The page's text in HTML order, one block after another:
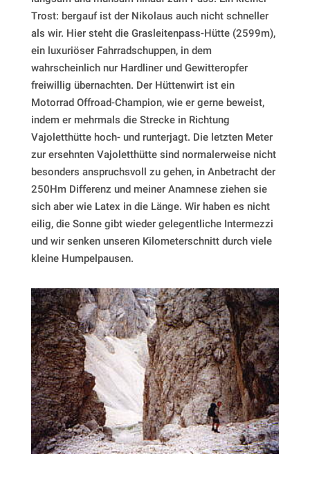
Trost: bergauf ist der Nikolaus auch nicht schneller
als wir. Hier steht die Grasleitenpass-Hütte (2599m),
ein luxuriöser Fahrradschuppen, in dem
wahrscheinlich nur Hardliner und Gewitteropfer
freiwillig übernachten. Der Hüttenwirt ist ein
Motorrad Offroad-Champion, wie er gerne beweist,
indem er mehrmals die Strecke in Richtung
Vajoletthütte hoch- und runterjagt. Die letzten Meter
zur ersehnten Vajoletthütte sind normalerweise nicht
besonders anspruchsvoll zu gehen, in Anbetracht der
250Hm Differenz und meiner Anamnese ziehen sie
sich aber wie Latex in die Länge. Wir haben es nicht
eilig, die Sonne gibt wieder gelegentliche Intermezzi
und wir senken unseren Kilometerschnitt durch viele
kleine Humpelpausen.